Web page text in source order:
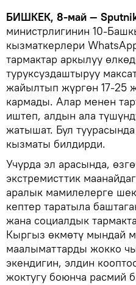
БИШКЕК, 8-май —
министрлигинин 10-
кызматкерлери
тармактар аркылуу
туруксуздаштыруу
жайылтып жүргөн 17-25
кармады. Алар менен
иштеп, алдын ала
жатышат. Бул
кызматы билдирди.
Учурда эл арасында,
экстремисттик
аралык мамилелерге
кептер таратыла
жана социалдык
Кыргыз өкмөтү мындай
маалыматтарды жокко
экендигин, элдин
жоктугу боюнча расмий